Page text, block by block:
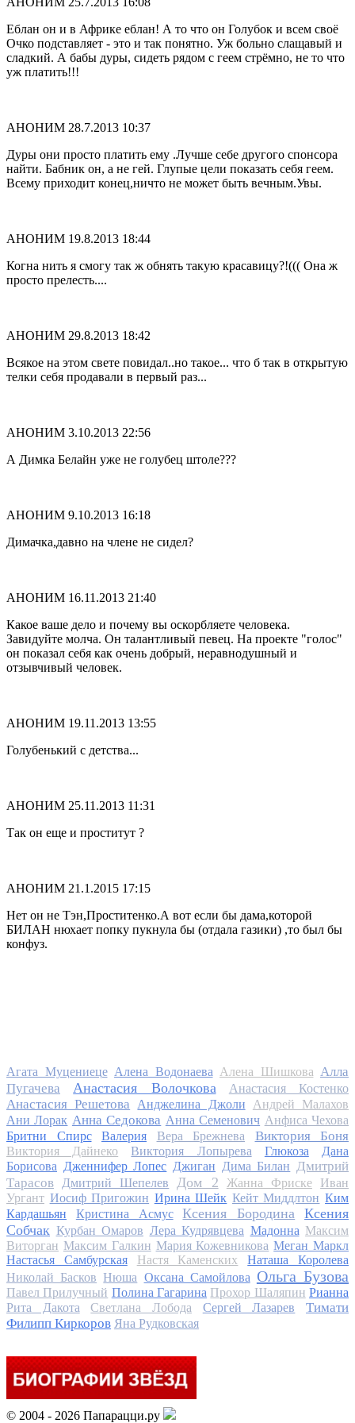
Еблан он и в Африке еблан! А то что он Голубок и всем своё
Очко подставляет - это и так понятно. Уж больно слащавый и
сладкий. А бабы дуры, сидеть рядом с геем стрёмно, не то что
уж платить!!!
АНОНИМ 28.7.2013 10:37
Дуры они просто платить ему .Лучше себе другого спонсора
найти. Бабник он, а не гей. Глупые цели показать себя геем.
Всему приходит конец,ничто не может быть вечным.Увы.
АНОНИМ 19.8.2013 18:44
Когна нить я смогу так ж обнять такую красавицу?!((( Она ж
просто прелесть....
АНОНИМ 29.8.2013 18:42
Всякое на этом свете повидал..но такое... что б так в открытую
телки себя продавали в первый раз...
АНОНИМ 3.10.2013 22:56
А Димка Белайн уже не голубец штоле???
АНОНИМ 9.10.2013 16:18
Димачка,давно на члене не сидел?
АНОНИМ 16.11.2013 21:40
Какое ваше дело и почему вы оскорбляете человека.
Завидуйте молча. Он талантливый певец. На проекте "голос"
он показал себя как очень добрый, неравнодушный и
отзывчивый человек.
АНОНИМ 19.11.2013 13:55
Голубенький с детства...
АНОНИМ 25.11.2013 11:31
Так он еще и проститут ?
АНОНИМ 21.1.2015 17:15
Нет он не Тэн,Проститенко.А вот если бы дама,которой
БИЛАН нюхает попку пукнула бы (отдала газики) ,то был бы
конфуз.
Агата Муцениеце Алена Водонаева Алена Шишкова Алла
Пугачева
Анастасия Волочкова Анастасия Костенко
Анастасия Решетова Анджелина Джоли
Андрей Малахов
Ани Лорак Анна Седокова Анна Семенович Анфиса Чехова
Бритни Спирс
Валерия Вера Брежнева Виктория Боня
Виктория Дайнеко Виктория Лопырева Глюкоза
Дана
Борисова Дженнифер Лопес Джиган Дима Билан Дмитрий
Тарасов
Дмитрий Шепелев Дом 2 Жанна Фриске
Иван
Ургант Иосиф Пригожин Ирина Шейк Кейт Миддлтон Ким
Кардашьян
Кристина Асмус Ксения Бородина
Ксения
Собчак Курбан Омаров Лера Кудрявцева Мадонна Максим
Виторган Максим Галкин Мария Кожевникова Меган Маркл
Настасья Самбурская
Настя Каменских
Наташа Королева
Николай Басков Нюша Оксана Самойлова Ольга Бузова
Павел Прилучный Полина Гагарина Прохор Шаляпин Рианна
Рита Дакота
Светлана Лобода Сергей Лазарев
Тимати
Филипп Киркоров Яна Рудковская
© 2004 - 2026 Папарацци.ру